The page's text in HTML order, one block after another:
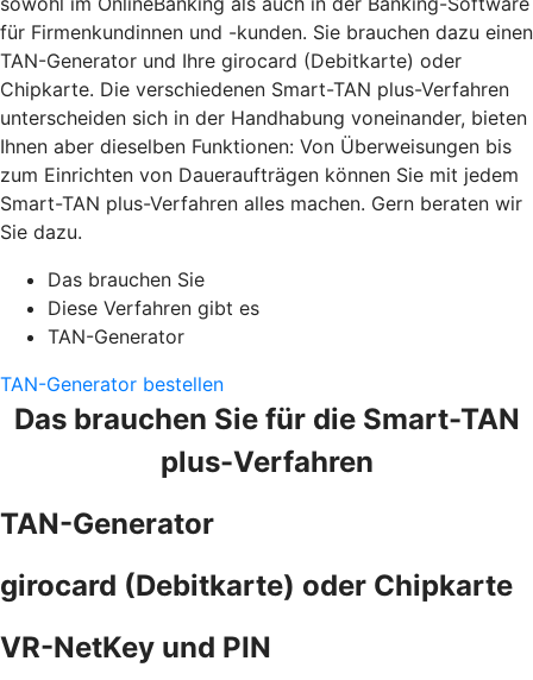
für Firmenkundinnen und -kunden. Sie brauchen dazu einen
TAN-Generator und Ihre girocard (Debitkarte) oder
Chipkarte. Die verschiedenen Smart-TAN plus-Verfahren
unterscheiden sich in der Handhabung voneinander, bieten
Ihnen aber dieselben Funktionen: Von Überweisungen bis
zum Einrichten von Daueraufträgen können Sie mit jedem
Smart-TAN plus-Verfahren alles machen. Gern beraten wir
Sie dazu.
Das brauchen Sie
Diese Verfahren gibt es
TAN-Generator
TAN-Generator bestellen
Das brauchen Sie für die Smart-TAN
plus-Verfahren
TAN-Generator
girocard (Debitkarte) oder Chipkarte
VR-NetKey und PIN